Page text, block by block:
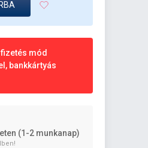
mód
bankkártyás
(1-2 munkanap)